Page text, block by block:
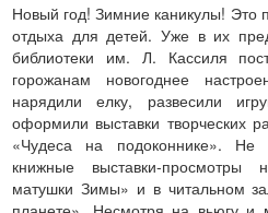
Новый год! Зимние каникулы! Это
отдыха для детей. Уже в их
библиотеки им. Л. Кассиля
горожанам новогоднее
нарядили елку, развесили
оформили выставки творческих
«Чудеса на подоконнике».
книжные выставки-
матушки Зимы» и в читальном